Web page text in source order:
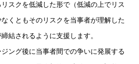
リスクを低減した形で（低減の上でリス
くともそのリスクを当事者が理解した
結されるように支援します。
ング後に当事者間での争いに発展する